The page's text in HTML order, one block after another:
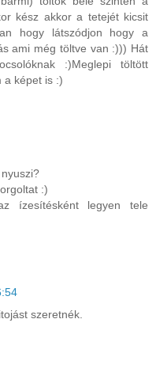
kész akkor a tetejét kicsit
hogy látszódjon hogy a
ami még töltve van :))) Hát
:)Meglepi töltött
a képet is :)
:)
ízesítésként legyen tele
szeretnék.